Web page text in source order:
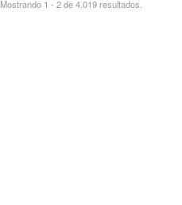
Mostrando 1 - 2 de 4.019 resultados.